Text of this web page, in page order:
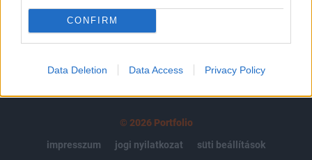
CONFIRM
Data Deletion Data Access Privacy Policy
MÁR ELŐFIZETŐNK VAGY?
© 2026 Portfolio
impresszum
jogi nyilatkozat
süti beállítások